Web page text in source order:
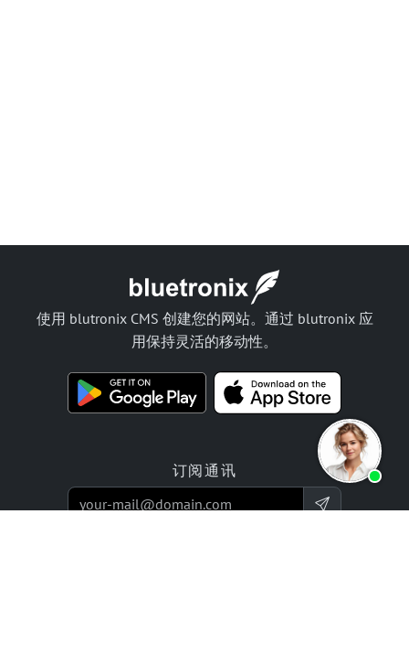
使用 blutronix CMS 创建您的网站。通过 blutronix 应
用保持灵活的移动性。
订阅通讯